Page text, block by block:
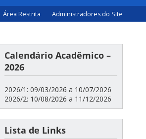
Área Restrita Administradores do Site
Calendário Acadêmico –
2026
2026/1: 09/03/2026 a 10/07/2026
2026/2: 10/08/2026 a 11/12/2026
Lista de Links